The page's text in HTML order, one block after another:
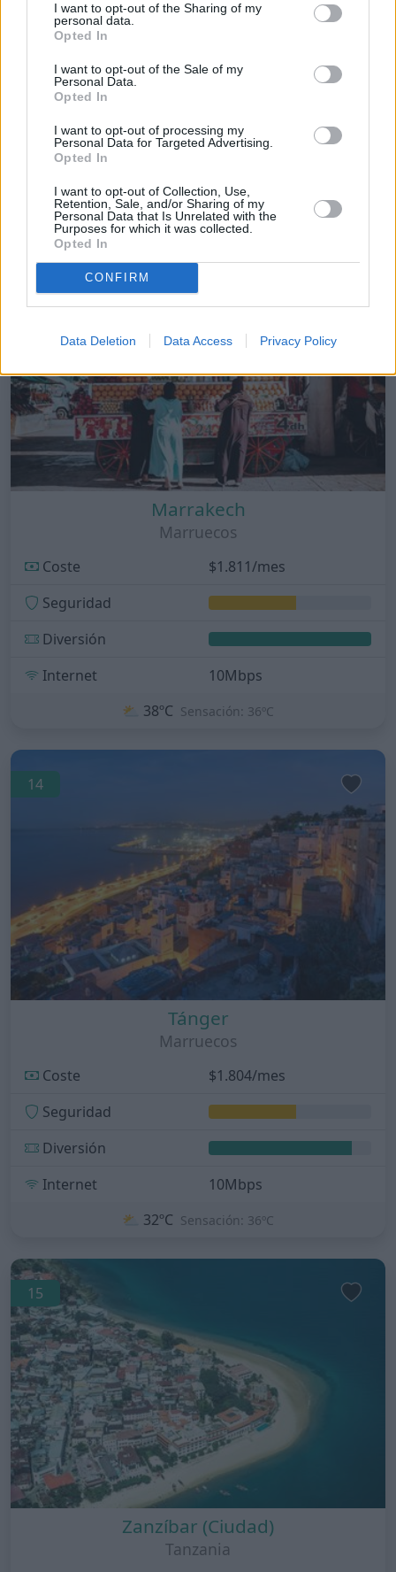
I want to opt-out of the Sharing of my
personal data.
Opted In
I want to opt-out of the Sale of my
Personal Data.
Opted In
I want to opt-out of processing my
Personal Data for Targeted Advertising.
Opted In
I want to opt-out of Collection, Use,
Retention, Sale, and/or Sharing of my
Personal Data that Is Unrelated with the
Purposes for which it was collected.
Opted In
CONFIRM
Data Deletion Data Access Privacy Policy
Seguridad
Diversión
Internet
⛅ 24ºC Sensación: 25ºC
Marrakech
Marruecos
Coste
$1.811/mes
Seguridad
Diversión
Internet
10Mbps
⛅ 38ºC Sensación: 36ºC
14
Tánger
Marruecos
Coste
$1.804/mes
Seguridad
Diversión
Internet
10Mbps
⛅ 32ºC Sensación: 36ºC
15
Zanzíbar (Ciudad)
Tanzania